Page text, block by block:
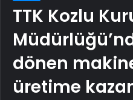
TTK Kozlu
dönen
üretime